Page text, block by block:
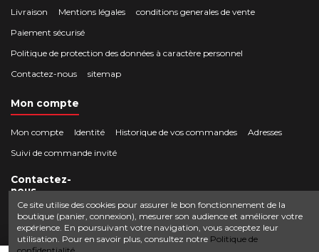
Livraison Mentions légales
conditions generales de vente
Paiement sécurisé
Politique de protection des données à caractère personnel
Contactez-nous
sitemap
Mon compte
Mon compte Identité Historique de vos commandes
Adresses
Suivi de commande invité
Contactez-
nous
Crocbois-motoculture.com
50 route de Villefort 48800 Pied-de-Borne
0624436257
Ce site utilise des cookies pour assurer le bon fonctionnement de la
boutique (panier, connexion), mesurer son audience et améliorer votre
expérience. En poursuivant votre navigation, vous acceptez leur
utilisation. Pour en savoir plus, consultez notre Politique de